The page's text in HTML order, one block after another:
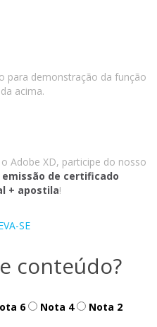
para demonstração da função
acima.
Adobe XD, participe do nosso
de certificado
+ apostila!
SE
conteúdo?
6 Nota 4 Nota 2